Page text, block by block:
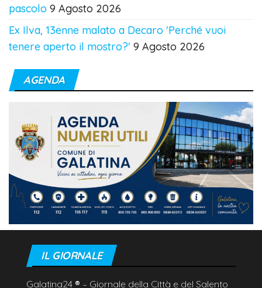
pascolo 9 Agosto 2026
Ex Ilva, 13enne malato a Decaro 'Perché vuoi
tenere aperto il mostro?' 9 Agosto 2026
AGENDA
IL GIORNALE
Galatina24 ® – Giornale della Città e del Salento